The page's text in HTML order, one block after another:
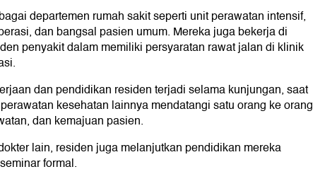
departemen rumah sakit seperti unit perawatan intensif,
dan bangsal pasien umum. Mereka juga bekerja di
penyakit dalam memiliki persyaratan rawat jalan di klinik
dan pendidikan residen terjadi selama kunjungan, saat
kesehatan lainnya mendatangi satu orang ke orang
dan kemajuan pasien.
lain, residen juga melanjutkan pendidikan mereka
formal.